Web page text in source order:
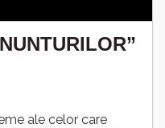
ale celor care